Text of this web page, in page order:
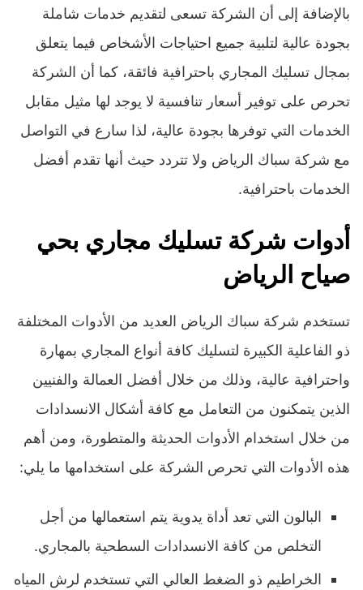
بالإضافة إلى أن الشركة تسعى لتقديم خدمات شاملة
بجودة عالية لتلبية جميع احتياجات الأشخاص فيما يتعلق
بمجال تسليك المجاري باحترافية فائقة، كما أن الشركة
تحرص على توفير أسعار تنافسية لا يوجد لها مثيل مقابل
الخدمات التي توفرها بجودة عالية، لذا سارع في التواصل
مع شركة سباك الرياض ولا تتردد حيث أنها تقدم أفضل
الخدمات باحترافية.
أدوات شركة تسليك مجاري بحي
صياح الرياض
تستخدم شركة سباك الرياض العديد من الأدوات المختلفة
ذو الفاعلية الكبيرة لتسليك كافة أنواع المجاري بمهارة
واحترافية عالية، وذلك من خلال أفضل العمالة والفنيين
الذين يتمكنون من التعامل مع كافة أشكال الانسدادات
من خلال استخدام الأدوات الحديثة والمتطورة، ومن أهم
هذه الأدوات التي تحرص الشركة على استخدامها ما يلي:
البالون التي تعد أداة يدوية يتم استعمالها من أجل
التخلص من كافة الانسدادات السطحية بالمجاري.
الخراطيم ذو الضغط العالي التي تستخدم لرش المياه